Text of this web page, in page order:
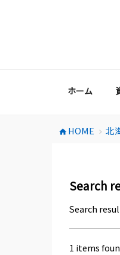
ホーム
home HOME chevron_right 北
Search
Search
1 items